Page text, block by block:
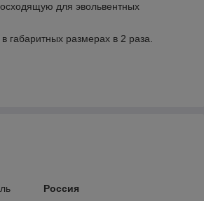
для эвольвентных
габаритных размерах в 2 раза.
Россия